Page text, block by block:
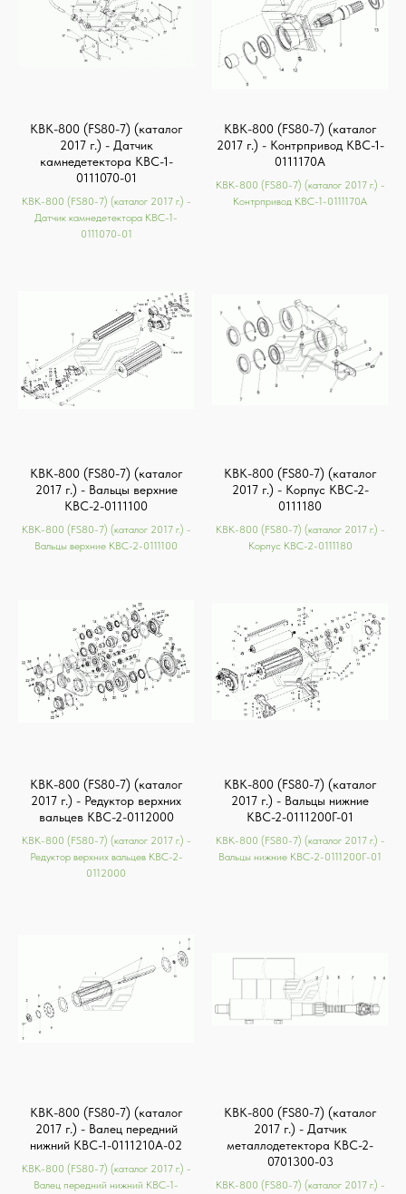
КВК-800 (FS80-7) (каталог
2017 г.) - Датчик
камнедетектора КВС-1-
0111070-01
КВК-800 (FS80-7) (каталог 2017 г.) -
Датчик камнедетектора КВС-1-
0111070-01
КВК-800 (FS80-7) (каталог
2017 г.) - Контрпривод КВС-1-
0111170А
КВК-800 (FS80-7) (каталог 2017 г.) -
Контрпривод КВС-1-0111170А
КВК-800 (FS80-7) (каталог
2017 г.) - Вальцы верхние
КВС-2-0111100
КВК-800 (FS80-7) (каталог 2017 г.) -
Вальцы верхние КВС-2-0111100
КВК-800 (FS80-7) (каталог
2017 г.) - Корпус КВС-2-
0111180
КВК-800 (FS80-7) (каталог 2017 г.) -
Корпус КВС-2-0111180
КВК-800 (FS80-7) (каталог
2017 г.) - Редуктор верхних
вальцев КВС-2-0112000
КВК-800 (FS80-7) (каталог 2017 г.) -
Редуктор верхних вальцев КВС-2-
0112000
КВК-800 (FS80-7) (каталог
2017 г.) - Вальцы нижние
КВС-2-0111200Г-01
КВК-800 (FS80-7) (каталог 2017 г.) -
Вальцы нижние КВС-2-0111200Г-01
КВК-800 (FS80-7) (каталог
2017 г.) - Валец передний
нижний КВС-1-0111210А-02
КВК-800 (FS80-7) (каталог 2017 г.) -
Валец передний нижний КВС-1-
КВК-800 (FS80-7) (каталог
2017 г.) - Датчик
металлодетектора КВС-2-
0701300-03
КВК-800 (FS80-7) (каталог 2017 г.) -